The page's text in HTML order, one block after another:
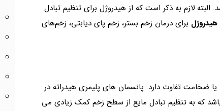
لازم به ذکر است که از هیدروژل برای تنظیم تبادل
برای درمان زخم بستر، زخم پای دیابتی، زخم‌های
ضخامت تفاوت دارد. پانسمان های پلیمری هیدراته در
در یک پایه ژل می باشد که به تنظیم تبادل مایع از سطح زخم کمک زیادی می